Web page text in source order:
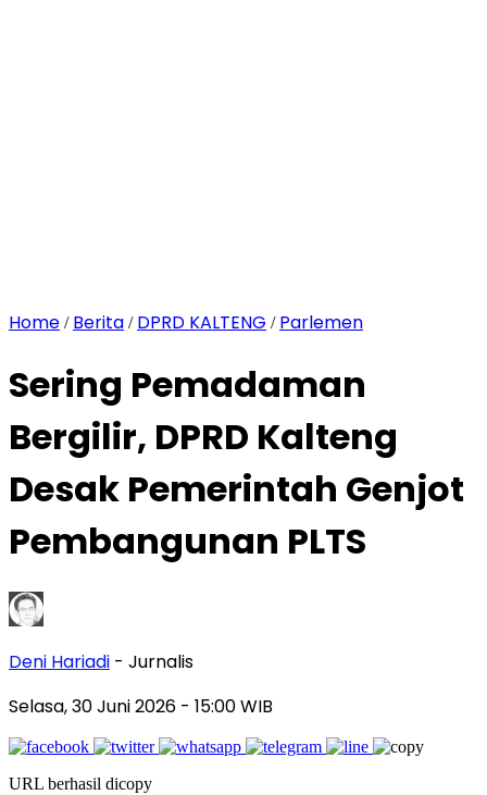
Home / Berita / DPRD KALTENG / Parlemen
Sering Pemadaman
Bergilir, DPRD Kalteng
Desak Pemerintah Genjot
Pembangunan PLTS
Deni Hariadi - Jurnalis
Selasa, 30 Juni 2026 - 15:00 WIB
URL berhasil dicopy